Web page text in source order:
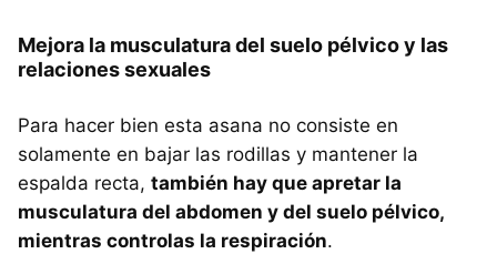
Mejora la musculatura del suelo pélvico y las
relaciones sexuales
Para hacer bien esta asana no consiste en
solamente en bajar las rodillas y mantener la
espalda recta, también hay que apretar la
musculatura del abdomen y del suelo pélvico,
mientras controlas la respiración.